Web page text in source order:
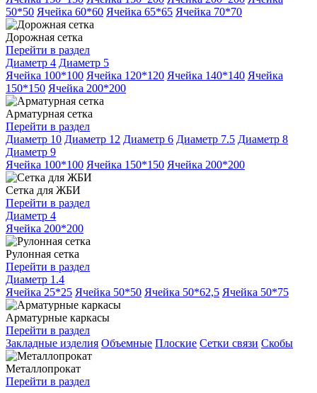
50*50 Ячейка 60*60 Ячейка 65*65 Ячейка 70*70
Дорожная сетка
Перейти в раздел
Диаметр 4 Диаметр 5
Ячейка 100*100 Ячейка 120*120 Ячейка 140*140 Ячейка
150*150 Ячейка 200*200
Арматурная сетка
Перейти в раздел
Диаметр 10 Диаметр 12 Диаметр 6 Диаметр 7.5 Диаметр 8
Диаметр 9
Ячейка 100*100 Ячейка 150*150 Ячейка 200*200
Сетка для ЖБИ
Перейти в раздел
Диаметр 4
Ячейка 200*200
Рулонная сетка
Перейти в раздел
Диаметр 1.4
Ячейка 25*25 Ячейка 50*50 Ячейка 50*62,5 Ячейка 50*75
Арматурные каркасы
Перейти в раздел
Закладные изделия Объемные Плоские Сетки связи Скобы
Металлопрокат
Перейти в раздел